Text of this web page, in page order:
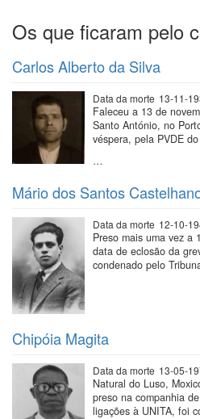
Os que ficaram pelo
Carlos Alberto da Silva
Data da morte 13-11-
Faleceu a 13 de
Santo António, no
véspera, pela PVDE
…
Mário dos Santos
Data da morte 12-10-
Preso mais uma vez a
data de eclosão da
condenado pelo
Chipóia Magita
Data da morte 13-05-
Natural do Luso,
preso na companhia
ligações à UNITA, foi